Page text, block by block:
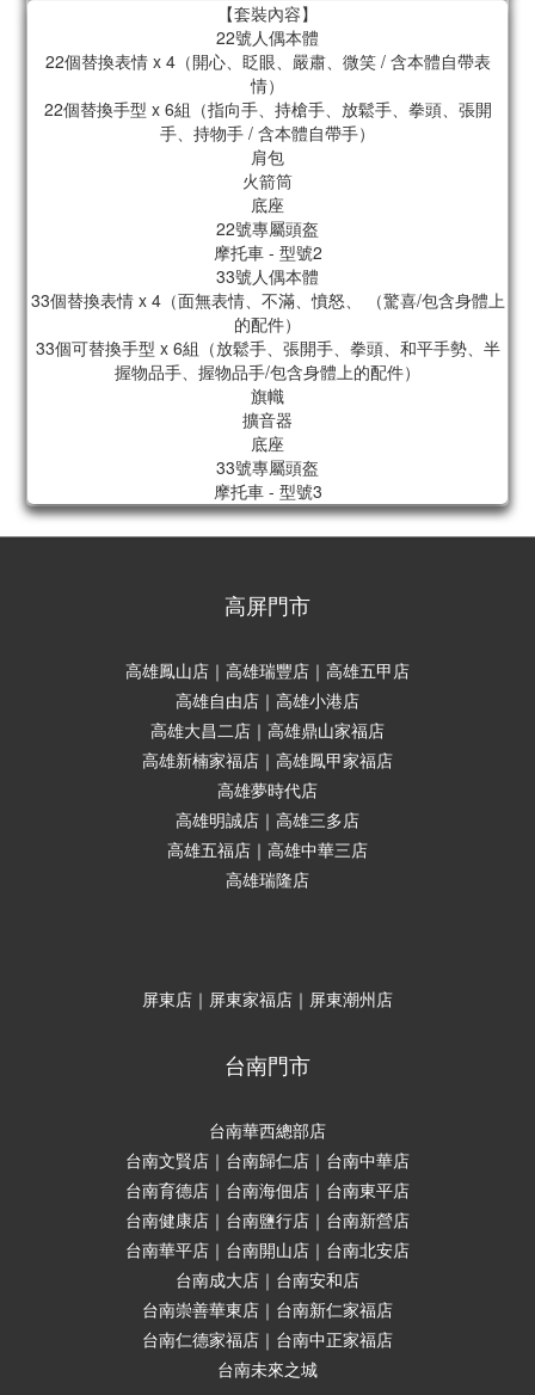
【套裝內容】
22號人偶本體
22個替換表情 x 4（開心、眨眼、嚴肅、微笑 / 含本體自帶表
情）
22個替換手型 x 6組（指向手、持槍手、放鬆手、拳頭、張開
手、持物手 / 含本體自帶手）
肩包
火箭筒
底座
22號專屬頭盔
摩托車 - 型號2
33號人偶本體
33個替換表情 x 4（面無表情、不滿、憤怒、 （驚喜/包含身體上
的配件）
33個可替換手型 x 6組（放鬆手、張開手、拳頭、和平手勢、半
握物品手、握物品手/包含身體上的配件）
旗幟
擴音器
底座
33號專屬頭盔
摩托車 - 型號3
高屏門市
高雄鳳山店｜高雄瑞豐店｜高雄五甲店
高雄自由店｜高雄小港店
高雄大昌二店｜高雄鼎山家福店
高雄新楠家福店｜高雄鳳甲家福店
高雄夢時代店
高雄明誠店｜高雄三多店
高雄五福店｜高雄中華三店
高雄瑞隆店
屏東店｜屏東家福店｜屏東潮州店
台南門市
台南華西總部店
台南文賢店｜台南歸仁店｜台南中華店
台南育德店｜台南海佃店｜台南東平店
台南健康店｜台南鹽行店｜台南新營店
台南華平店｜台南開山店｜台南北安店
台南成大店｜台南安和店
台南崇善華東店｜台南新仁家福店
台南仁德家福店｜台南中正家福店
台南未來之城